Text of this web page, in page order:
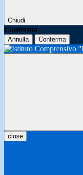
Chiudi
Conferma
Annulla Conferma
close